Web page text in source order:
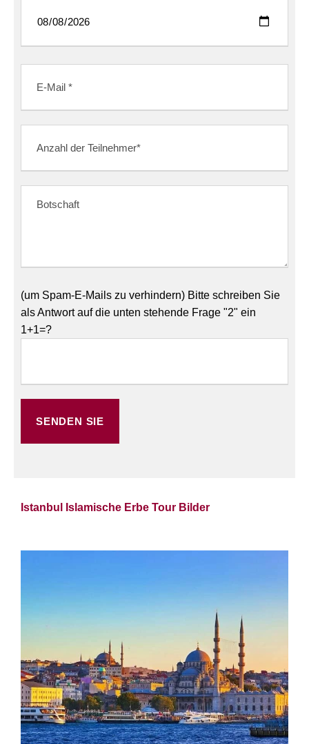
(um Spam-E-Mails zu verhindern) Bitte schreiben Sie
als Antwort auf die unten stehende Frage "2" ein
1+1=?
Istanbul Islamische Erbe Tour Bilder